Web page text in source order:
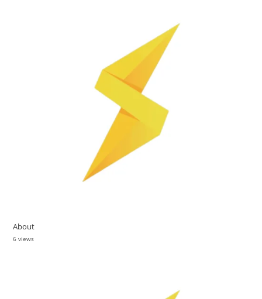
About
6 views